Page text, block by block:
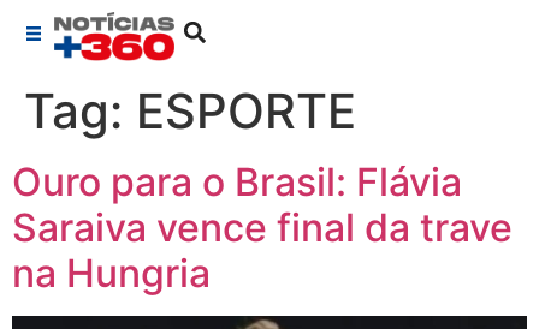
Tag: ESPORTE
Ouro para o Brasil: Flávia
Saraiva vence final da trave
na Hungria